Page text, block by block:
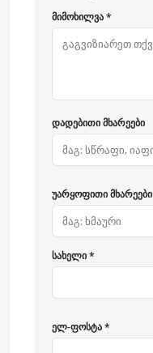
მიმოხილვა *
დადებითი მხარეები
უარყოფითი მხარეები
სახელი *
ელ-ფოსტა *